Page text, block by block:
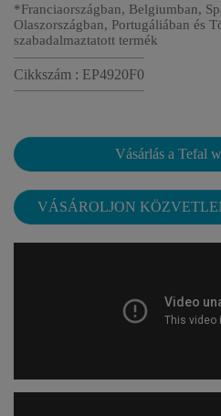
*Franciaországban, Belgiumban,
Olaszországban, Portugáliában és
szabadalmaztatott termék
Cikkszám : EP4920F0
Vásárlás a Tefal
VÁSÁROLJON